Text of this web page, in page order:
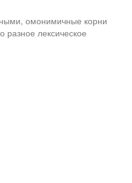
омонимичные корни
разное лексическое